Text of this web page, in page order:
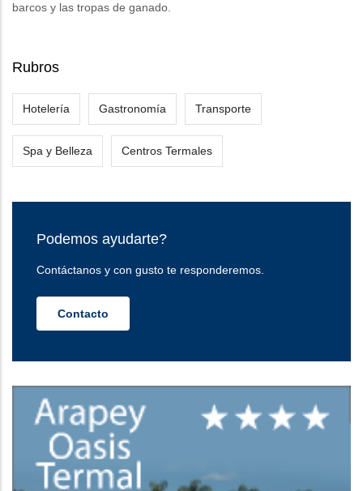
barcos y las tropas de ganado.
Rubros
Hotelería Gastronomía Transporte
Spa y Belleza Centros Termales
Podemos ayudarte?
Contáctanos y con gusto te responderemos.
Contacto